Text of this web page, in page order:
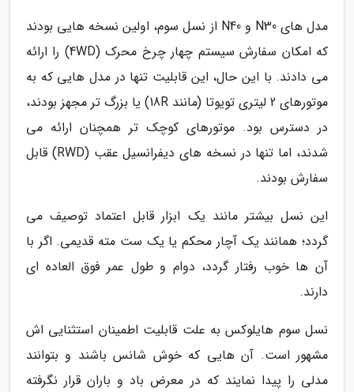
مدل های N30 و N40 از نسل سوم، اولین نسخه هایی بودند
که امکان سفارش سیستم چهار چرخ محرک (4WD) را ارائه
می دادند. با این حال، این قابلیت تنها در مدل هایی که به
موتورهای 2 لیتری تویوتا (مانند 18R) یا بزرگ تر مجهز بودند،
در دسترس بود. موتورهای کوچک تر همچنان ارائه می
شدند، اما تنها در نسخه های دیفرانسیل عقب (RWD) قابل
سفارش بودند.
این نسل بیشتر مانند یک ابزار قابل اعتماد توصیف می
گردد؛ همانند یک آچار محکم یا یک ست مته قدیمی. اگر با
آن ها خوب رفتار گردد، دوام و طول عمر فوق العاده ای
دارند.
نسل سوم هایلوکس به علت قابلیت اطمینان استثنایی اش
مشهور است. آن هایی که خوش شانس باشند و بتوانند
مدلی را پیدا نمایند که در معرض باد و باران قرار نگرفته